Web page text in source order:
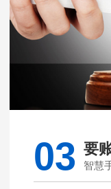
03 要
智慧